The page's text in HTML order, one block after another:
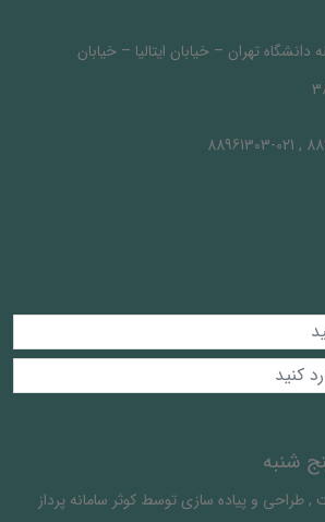
دانشگاه تهران – خيابان ايتاليا – خيابان
,طراحی و پیاده سازی توسطکوثر سامانه پرداز